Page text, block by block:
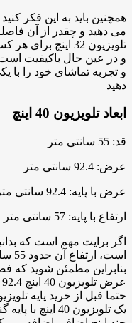
همچنین باید به این فکر
می دهید و چقدر از آن
تلویزیون 32
و در عین حال باکیفیت
و تجربه تماشای خود را با
دهید
ابعاد تلویزیون 40 اینچ
قد: 55 سانتی متر
عرض: 92.4 سانتی متر
عرض با پایه: 92.4 سانتی متر
ارتفاع با پایه: 57 سانتی متر
بنابراین مطمئن شوید که
حتما قبل از خرید پایه